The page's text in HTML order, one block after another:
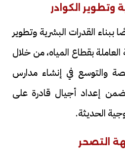
وتطوير الكوادر
ببناء القدرات البشرية وتطوير
العاملة بقطاع المياه، من خلال
والتوسع في إنشاء مدارس
يضمن إعداد أجيال قادرة على
الحديثة.
التصحر